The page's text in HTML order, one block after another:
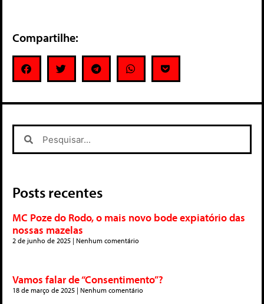
Compartilhe:
Posts recentes
MC Poze do Rodo, o mais novo bode expiatório das
nossas mazelas
2 de junho de 2025 Nenhum comentário
Vamos falar de “Consentimento”?
18 de março de 2025 Nenhum comentário